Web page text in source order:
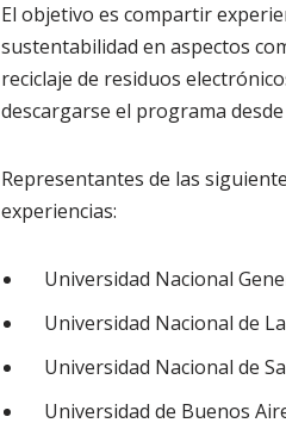
El objetivo es compartir
sustentabilidad en aspectos
reciclaje de residuos
descargarse el programa desde
Representantes de las
experiencias:
Universidad Nacional
Universidad Nacional de
Universidad Nacional de
Universidad de Buenos